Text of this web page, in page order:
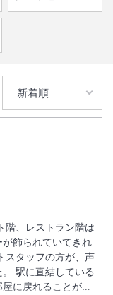
階、レストラン階は
飾られていてきれ
スタッフの方が、声
駅に直結している
に戻れることがで